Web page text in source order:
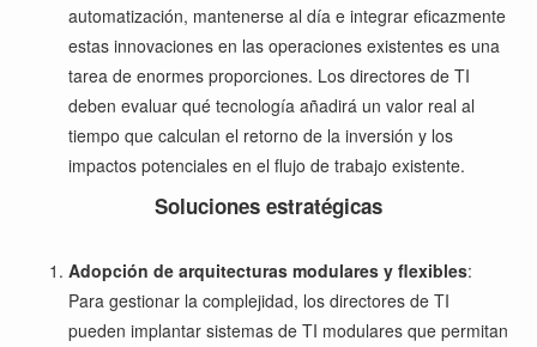
automatización, mantenerse al día e integrar eficazmente
estas innovaciones en las operaciones existentes es una
tarea de enormes proporciones. Los directores de TI
deben evaluar qué tecnología añadirá un valor real al
tiempo que calculan el retorno de la inversión y los
impactos potenciales en el flujo de trabajo existente.
Soluciones estratégicas
Adopción de arquitecturas modulares y flexibles:
Para gestionar la complejidad, los directores de TI
pueden implantar sistemas de TI modulares que permitan